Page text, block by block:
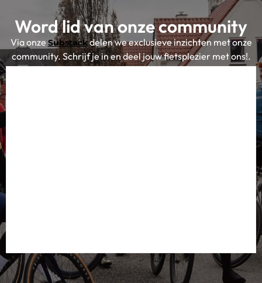
Word lid van onze community
Via onze Substackdelen we exclusieve inzichten met onze
community. Schrijf je in en deel jouw fietsplezier met ons!.